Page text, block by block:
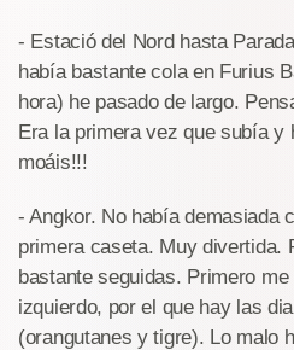
- Estació del Nord hasta
había bastante cola en Furius
hora) he pasado de largo.
Era la primera vez que subía y
moáis!!!
- Angkor. No había demasiada
primera caseta. Muy divertida.
bastante seguidas. Primero
izquierdo, por el que hay las
(orangutanes y tigre). Lo malo